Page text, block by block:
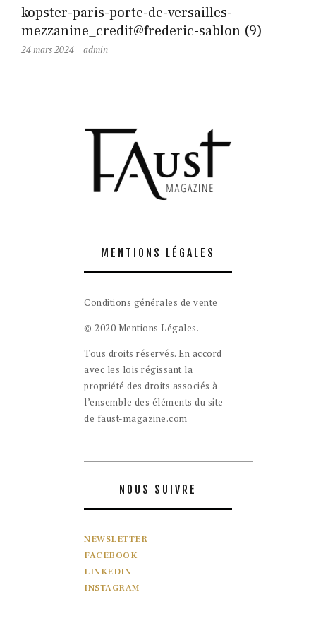
kopster-paris-porte-de-versailles-
mezzanine_credit@frederic-sablon (9)
24 mars 2024 admin
MENTIONS LÉGALES
Conditions générales de vente
© 2020 Mentions Légales.
Tous droits réservés. En accord
avec les lois régissant la
propriété des droits associés à
l’ensemble des éléments du site
de faust-magazine.com
NOUS SUIVRE
NEWSLETTER
FACEBOOK
LINKEDIN
INSTAGRAM